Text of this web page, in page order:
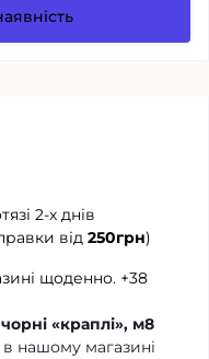
2-х днів
від 250грн)
щоденно. +38
«краплі», м8
в нашому магазині